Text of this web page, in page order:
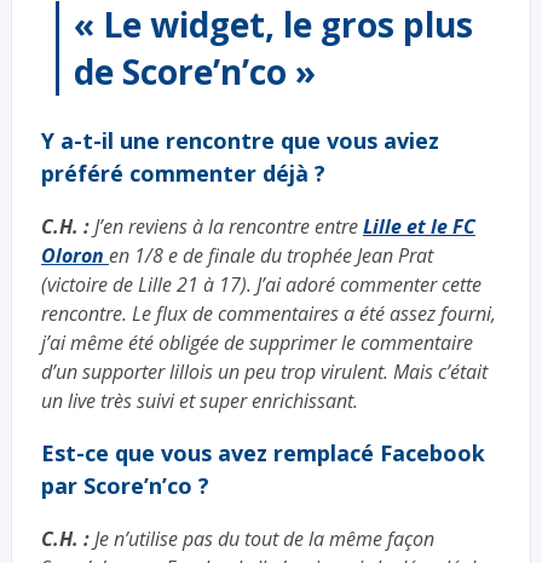
« Le widget, le gros plus
de Score’n’co »
Y a-t-il une rencontre que vous aviez
préféré commenter déjà ?
C.H. :J’en reviens à la rencontre entreLille et le FC
Oloron en 1/8 e de finale du trophée Jean Prat
(victoire de Lille 21 à 17). J’ai adoré commenter cette
rencontre. Le flux de commentaires a été assez fourni,
j’ai même été obligée de supprimer le commentaire
d’un supporter lillois un peu trop virulent. Mais c’était
un live très suivi et super enrichissant.
Est-ce que vous avez remplacé Facebook
par Score’n’co ?
C.H. :Je n’utilise pas du tout de la même façon